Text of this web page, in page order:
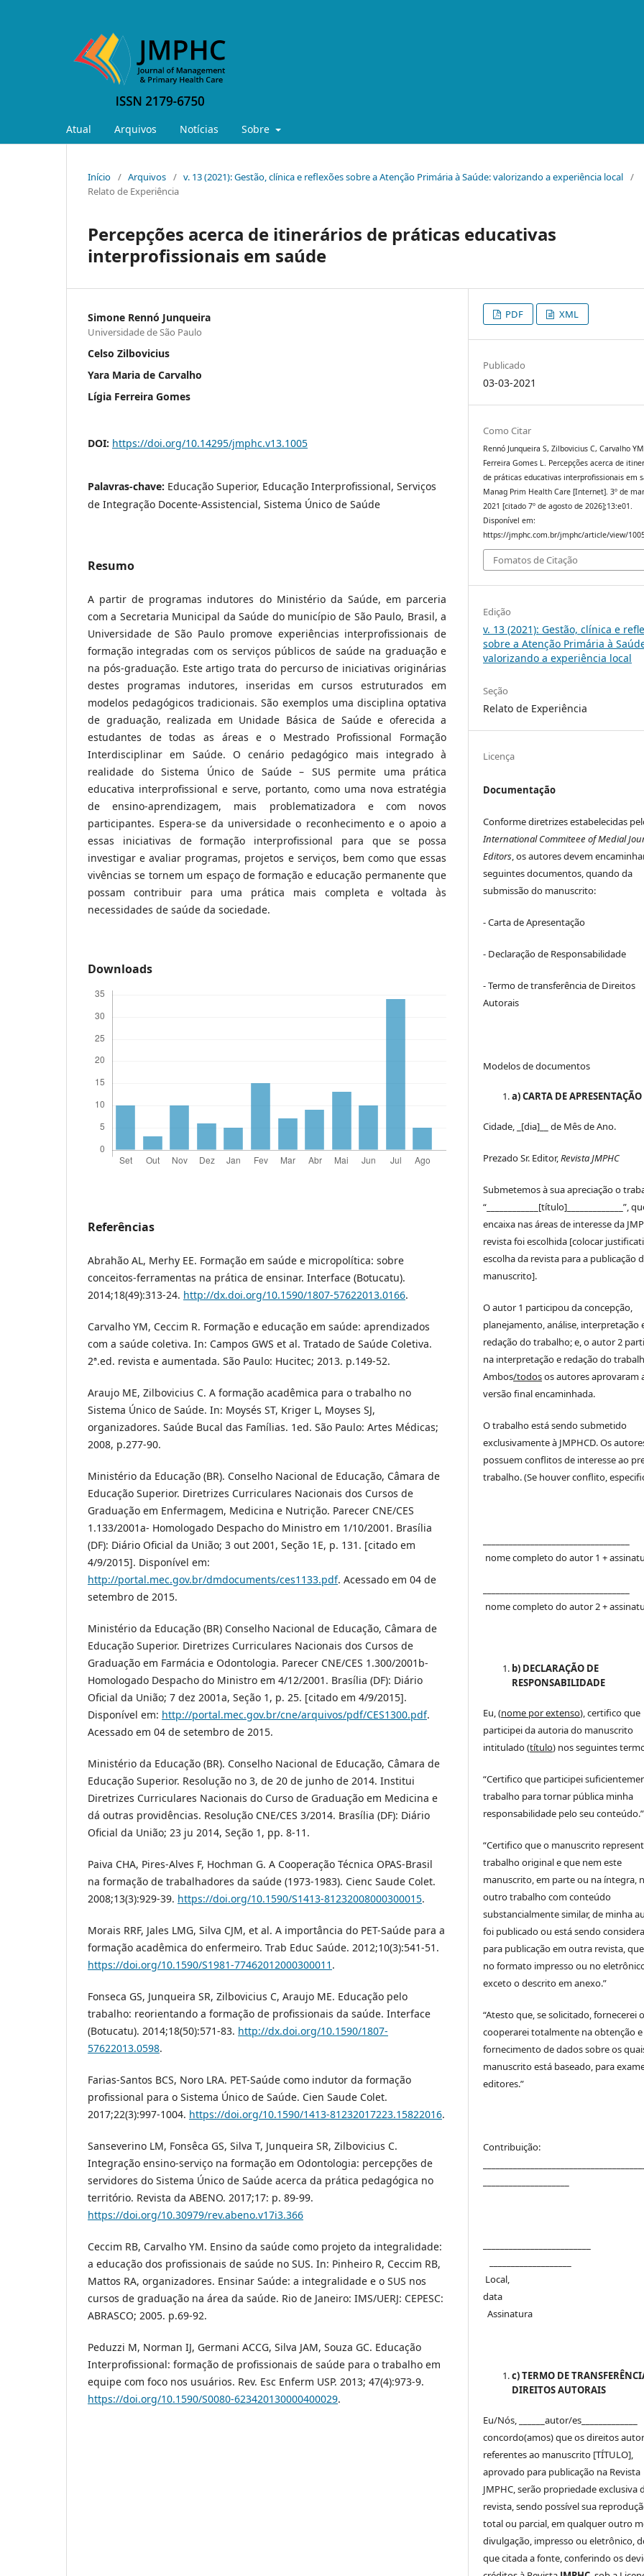
Atual Arquivos Notícias Sobre
Início / Arquivos / v. 13 (2021): Gestão, clínica e reflexões sobre a Atenção Primária à Saúde: valorizando a experiência local /
Relato de Experiência
Percepções acerca de itinerários de práticas educativas
interprofissionais em saúde
Simone Rennó Junqueira
Universidade de São Paulo
Celso Zilbovicius
Yara Maria de Carvalho
Lígia Ferreira Gomes
DOI: https://doi.org/10.14295/jmphc.v13.1005
Palavras-chave: Educação Superior, Educação Interprofissional, Serviços
de Integração Docente-Assistencial, Sistema Único de Saúde
Resumo
A partir de programas indutores do Ministério da Saúde, em parceria
com a Secretaria Municipal da Saúde do município de São Paulo, Brasil, a
Universidade de São Paulo promove experiências interprofissionais de
formação integradas com os serviços públicos de saúde na graduação e
na pós-graduação. Este artigo trata do percurso de iniciativas originárias
destes programas indutores, inseridas em cursos estruturados em
modelos pedagógicos tradicionais. São exemplos uma disciplina optativa
de graduação, realizada em Unidade Básica de Saúde e oferecida a
estudantes de todas as áreas e o Mestrado Profissional Formação
Interdisciplinar em Saúde. O cenário pedagógico mais integrado à
realidade do Sistema Único de Saúde – SUS permite uma prática
educativa interprofissional e serve, portanto, como uma nova estratégia
de ensino-aprendizagem, mais problematizadora e com novos
participantes. Espera-se da universidade o reconhecimento e o apoio a
essas iniciativas de formação interprofissional para que se possa
investigar e avaliar programas, projetos e serviços, bem como que essas
vivências se tornem um espaço de formação e educação permanente que
possam contribuir para uma prática mais completa e voltada às
necessidades de saúde da sociedade.
Downloads
Referências
Abrahão AL, Merhy EE. Formação em saúde e micropolítica: sobre
conceitos-ferramentas na prática de ensinar. Interface (Botucatu).
2014;18(49):313-24. http://dx.doi.org/10.1590/1807-57622013.0166.
Carvalho YM, Ceccim R. Formação e educação em saúde: aprendizados
com a saúde coletiva. In: Campos GWS et al. Tratado de Saúde Coletiva.
2ª.ed. revista e aumentada. São Paulo: Hucitec; 2013. p.149-52.
Araujo ME, Zilbovicius C. A formação acadêmica para o trabalho no
Sistema Único de Saúde. In: Moysés ST, Kriger L, Moyses SJ,
organizadores. Saúde Bucal das Famílias. 1ed. São Paulo: Artes Médicas;
2008, p.277-90.
Ministério da Educação (BR). Conselho Nacional de Educação, Câmara de
Educação Superior. Diretrizes Curriculares Nacionais dos Cursos de
Graduação em Enfermagem, Medicina e Nutrição. Parecer CNE/CES
1.133/2001a- Homologado Despacho do Ministro em 1/10/2001. Brasília
(DF): Diário Oficial da União; 3 out 2001, Seção 1E, p. 131. [citado em
4/9/2015]. Disponível em:
http://portal.mec.gov.br/dmdocuments/ces1133.pdf. Acessado em 04 de
setembro de 2015.
Ministério da Educação (BR) Conselho Nacional de Educação, Câmara de
Educação Superior. Diretrizes Curriculares Nacionais dos Cursos de
Graduação em Farmácia e Odontologia. Parecer CNE/CES 1.300/2001b-
Homologado Despacho do Ministro em 4/12/2001. Brasília (DF): Diário
Oficial da União; 7 dez 2001a, Seção 1, p. 25. [citado em 4/9/2015].
Disponível em: http://portal.mec.gov.br/cne/arquivos/pdf/CES1300.pdf.
Acessado em 04 de setembro de 2015.
Ministério da Educação (BR). Conselho Nacional de Educação, Câmara de
Educação Superior. Resolução no 3, de 20 de junho de 2014. Institui
Diretrizes Curriculares Nacionais do Curso de Graduação em Medicina e
dá outras providências. Resolução CNE/CES 3/2014. Brasília (DF): Diário
Oficial da União; 23 ju 2014, Seção 1, pp. 8-11.
Paiva CHA, Pires-Alves F, Hochman G. A Cooperação Técnica OPAS-Brasil
na formação de trabalhadores da saúde (1973-1983). Cienc Saude Colet.
2008;13(3):929-39. https://doi.org/10.1590/S1413-81232008000300015.
Morais RRF, Jales LMG, Silva CJM, et al. A importância do PET-Saúde para a
formação acadêmica do enfermeiro. Trab Educ Saúde. 2012;10(3):541-51.
https://doi.org/10.1590/S1981-77462012000300011 .
Fonseca GS, Junqueira SR, Zilbovicius C, Araujo ME. Educação pelo
trabalho: reorientando a formação de profissionais da saúde. Interface
(Botucatu). 2014;18(50):571-83. http://dx.doi.org/10.1590/1807-
57622013.0598.
Farias-Santos BCS, Noro LRA. PET-Saúde como indutor da formação
profissional para o Sistema Único de Saúde. Cien Saude Colet.
2017;22(3):997-1004. https://doi.org/10.1590/1413-81232017223.15822016.
Sanseverino LM, Fonsêca GS, Silva T, Junqueira SR, Zilbovicius C.
Integração ensino-serviço na formação em Odontologia: percepções de
servidores do Sistema Único de Saúde acerca da prática pedagógica no
território. Revista da ABENO. 2017;17: p. 89-99.
https://doi.org/10.30979/rev.abeno.v17i3.366
Ceccim RB, Carvalho YM. Ensino da saúde como projeto da integralidade:
a educação dos profissionais de saúde no SUS. In: Pinheiro R, Ceccim RB,
Mattos RA, organizadores. Ensinar Saúde: a integralidade e o SUS nos
cursos de graduação na área da saúde. Rio de Janeiro: IMS/UERJ: CEPESC:
ABRASCO; 2005. p.69-92.
Peduzzi M, Norman IJ, Germani ACCG, Silva JAM, Souza GC. Educação
Interprofissional: formação de profissionais de saúde para o trabalho em
equipe com foco nos usuários. Rev. Esc Enferm USP. 2013; 47(4):973-9.
https://doi.org/10.1590/S0080-623420130000400029.
PDF XML
Publicado
03-03-2021
Como Citar
Rennó Junqueira S, Zilbovicius C, Carvalho
Ferreira Gomes L. Percepções acerca de
de práticas educativas interprofissionais em
Manag Prim Health Care [Internet]. 3º de
2021 [citado 7º de agosto de 2026];13:e01.
Disponível em:
https://jmphc.com.br/jmphc/article/view/
Fomatos de Citação
Edição
v. 13 (2021): Gestão, clínica e
sobre a Atenção Primária à
valorizando a experiência local
Seção
Relato de Experiência
Licença
Documentação
Conforme diretrizes estabelecidas
International Commiteee of Medial
Editors , os autores devem
seguintes documentos, quando da
submissão do manuscrito:
- Carta de Apresentação
- Declaração de Responsabilidade
- Termo de transferência de Direitos
Autorais
Modelos de documentos
a) CARTA DE APRESENTAÇÃO
Cidade, _[dia]__ de Mês de Ano.
Prezado Sr. Editor,Revista JMPHC
Submetemos à sua apreciação o
“____________[título]_____________”,
encaixa nas áreas de interesse da
revista foi escolhida [colocar
escolha da revista para a publicação
manuscrito].
O autor 1 participou da concepção,
planejamento, análise, interpretação
redação do trabalho; e, o autor 2
na interpretação e redação do
Ambos/todosos autores aprovaram
versão final encaminhada.
O trabalho está sendo submetido
exclusivamente à JMPHCD. Os
possuem conflitos de interesse ao
trabalho. (Se houver conflito,
nome completo do autor 1 +
nome completo do autor 2 +
b) DECLARAÇÃO DE
RESPONSABILIDADE
Eu, (nome por extenso), certifico que
participei da autoria do manuscrito
intitulado (título) nos seguintes
“Certifico que participei
trabalho para tornar pública minha
responsabilidade pelo seu conteúdo.”
“Certifico que o manuscrito
trabalho original e que nem este
manuscrito, em parte ou na íntegra,
outro trabalho com conteúdo
substancialmente similar, de minha
foi publicado ou está sendo
para publicação em outra revista,
no formato impresso ou no
exceto o descrito em anexo.”
“Atesto que, se solicitado, fornecerei
cooperarei totalmente na obtenção e
fornecimento de dados sobre os
manuscrito está baseado, para
editores.”
Contribuição:
Local,
Assinatura
c) TERMO DE
DIREITOS AUTORAIS
Eu/Nós, ______autor/es_____________
concordo(amos) que os direitos
referentes ao manuscrito [TÍTULO],
aprovado para publicação na Revista
JMPHC, serão propriedade exclusiva
revista, sendo possível sua
total ou parcial, em qualquer outro
divulgação, impresso ou eletrônico,
que citada a fonte, conferindo os